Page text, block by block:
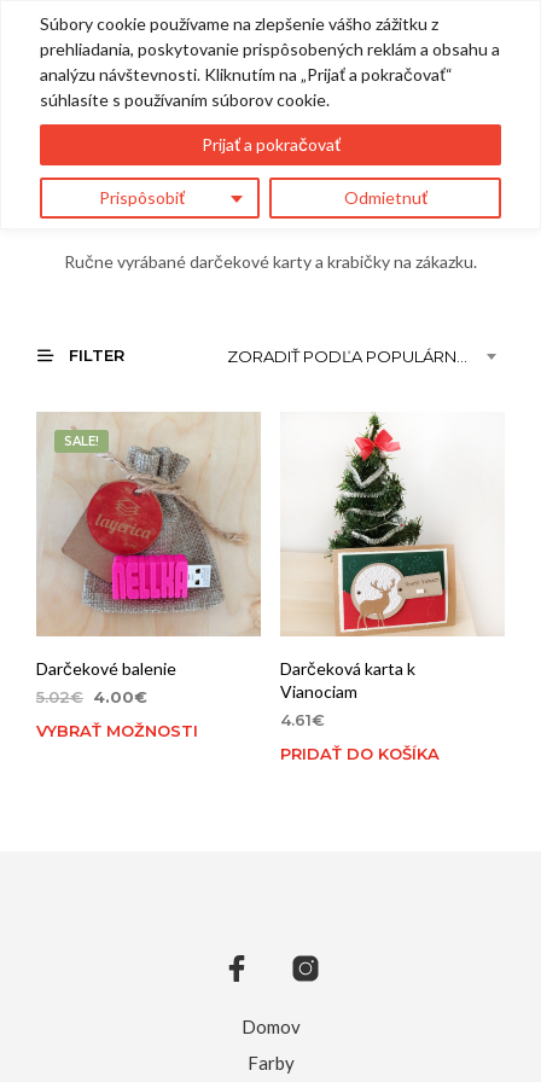
Súbory cookie používame na zlepšenie vášho zážitku z
prehliadania, poskytovanie prispôsobených reklám a obsahu a
analýzu návštevnosti. Kliknutím na „Prijať a pokračovať“
súhlasíte s používaním súborov cookie.
Prispôsobiť Odmietnuť
Prijať a pokračovať
0
Darčekové
balenia
Ručne vyrábané darčekové karty a krabičky na zákazku.
FILTER
SALE!
Darčekové balenie
5.02€ Original
price
was:
4.00€Current
is:
VYBRAŤ MOŽNOSTI
Darčeková karta k
Vianociam
4.61€
PRIDAŤ DO KOŠÍKA
Domov
Farby